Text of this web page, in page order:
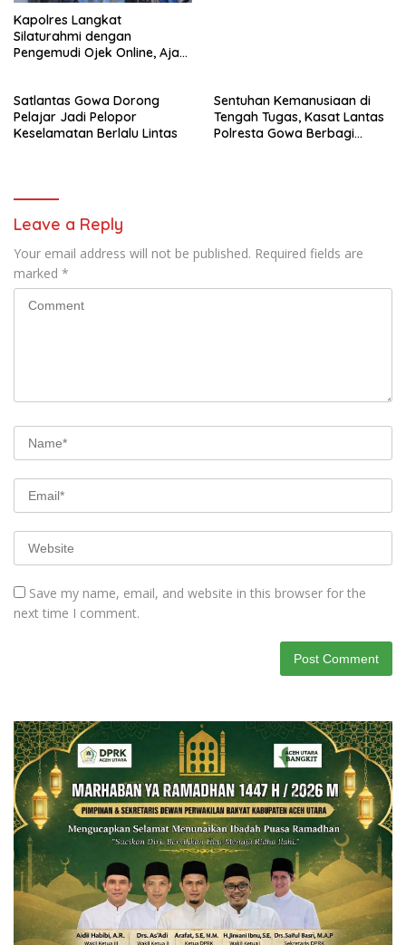
Kapolres Langkat
Silaturahmi dengan
Pengemudi Ojek Online, Ajak
Satlantas Gowa Dorong
Pelajar Jadi Pelopor
Keselamatan Berlalu Lintas
Sentuhan Kemanusiaan di
Tengah Tugas, Kasat Lantas
Polresta Gowa Berbagi
Leave a Reply
Your email address will not be published. Required fields are
marked *
Save my name, email, and website in this browser for the
next time I comment.